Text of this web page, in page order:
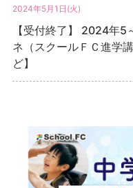
2024年5月1日(火)
【受付終了】 2024年
ネ（スクールＦＣ進学
ど】